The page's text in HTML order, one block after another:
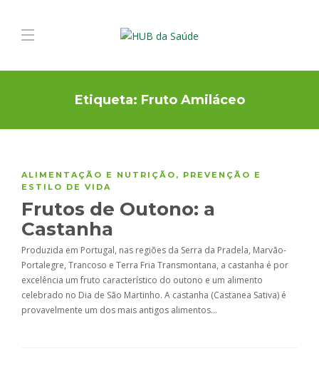
Etiqueta: Fruto Amiláceo
ALIMENTAÇÃO E NUTRIÇÃO , PREVENÇÃO E
ESTILO DE VIDA
Frutos de Outono: a
Castanha
Produzida em Portugal, nas regiões da Serra da Pradela, Marvão-
Portalegre, Trancoso e Terra Fria Transmontana, a castanha é por
excelência um fruto característico do outono e um alimento
celebrado no Dia de São Martinho. A castanha (Castanea Sativa) é
provavelmente um dos mais antigos alimentos…